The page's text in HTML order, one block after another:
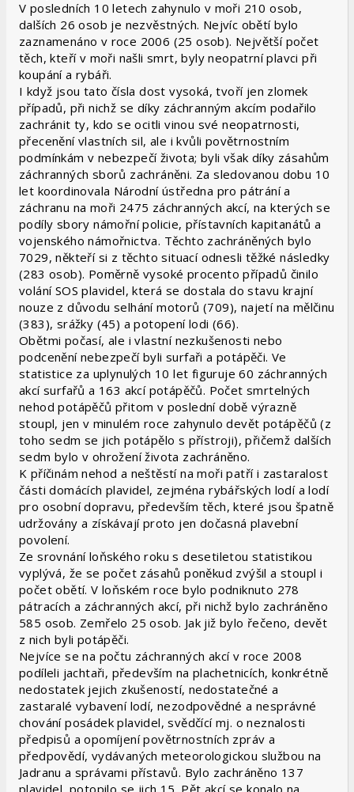
V posledních 10 letech zahynulo v moři 210 osob,
dalších 26 osob je nezvěstných. Nejvíc obětí bylo
zaznamenáno v roce 2006 (25 osob). Největší počet
těch, kteří v moři našli smrt, byly neopatrní plavci při
koupání a rybáři.
I když jsou tato čísla dost vysoká, tvoří jen zlomek
případů, při nichž se díky záchranným akcím podařilo
zachránit ty, kdo se ocitli vinou své neopatrnosti,
přecenění vlastních sil, ale i kvůli povětrnostním
podmínkám v nebezpečí života; byli však díky zásahům
záchranných sborů zachráněni. Za sledovanou dobu 10
let koordinovala Národní ústředna pro pátrání a
záchranu na moři 2475 záchranných akcí, na kterých se
podíly sbory námořní policie, přístavních kapitanátů a
vojenského námořnictva. Těchto zachráněných bylo
7029, někteří si z těchto situací odnesli těžké následky
(283 osob). Poměrně vysoké procento případů činilo
volání SOS plavidel, která se dostala do stavu krajní
nouze z důvodu selhání motorů (709), najetí na mělčinu
(383), srážky (45) a potopení lodi (66).
Obětmi počasí, ale i vlastní nezkušenosti nebo
podcenění nebezpečí byli surfaři a potápěči. Ve
statistice za uplynulých 10 let figuruje 60 záchranných
akcí surfařů a 163 akcí potápěčů. Počet smrtelných
nehod potápěčů přitom v poslední době výrazně
stoupl, jen v minulém roce zahynulo devět potápěčů (z
toho sedm se jich potápělo s přístroji), přičemž dalších
sedm bylo v ohrožení života zachráněno.
K příčinám nehod a neštěstí na moři patří i zastaralost
části domácích plavidel, zejména rybářských lodí a lodí
pro osobní dopravu, především těch, které jsou špatně
udržovány a získávají proto jen dočasná plavební
povolení.
Ze srovnání loňského roku s desetiletou statistikou
vyplývá, že se počet zásahů poněkud zvýšil a stoupl i
počet obětí. V loňském roce bylo podniknuto 278
pátracích a záchranných akcí, při nichž bylo zachráněno
585 osob. Zemřelo 25 osob. Jak již bylo řečeno, devět
z nich byli potápěči.
Nejvíce se na počtu záchranných akcí v roce 2008
podíleli jachtaři, především na plachetnicích, konkrétně
nedostatek jejich zkušeností, nedostatečné a
zastaralé vybavení lodí, nezodpovědné a nesprávné
chování posádek plavidel, svědčící mj. o neznalosti
předpisů a opomíjení povětrnostních zpráv a
předpovědí, vydávaných meteorologickou službou na
Jadranu a správami přístavů. Bylo zachráněno 137
plavidel, potopilo se jich 15. Pět akcí se konalo na